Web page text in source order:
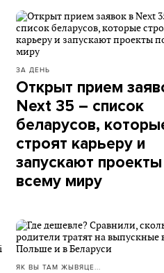
ЗА ДЕНЬ
Открыт прием
Next 35 – список
беларусов,
строят карьеру и
запускают
всему миру
ЯК ВЫ ТАМ ЖЫВЯЦЕ...